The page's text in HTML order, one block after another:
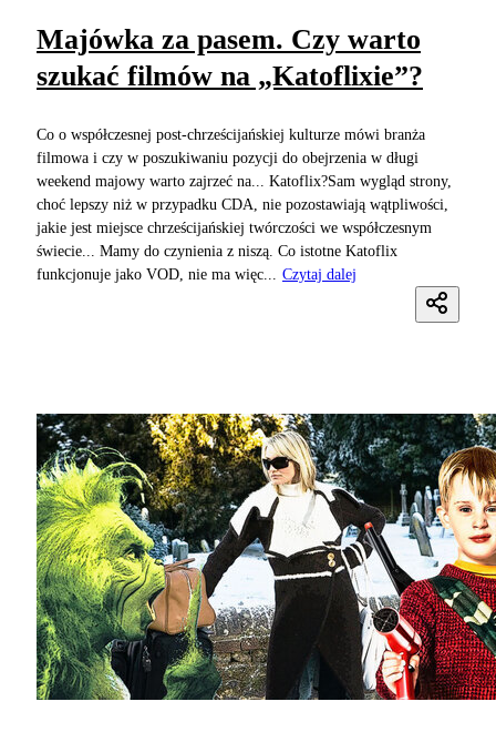
Majówka za pasem. Czy warto
szukać filmów na „Katoflixie”?
Co o współczesnej post-chrześcijańskiej kulturze mówi branża
filmowa i czy w poszukiwaniu pozycji do obejrzenia w długi
weekend majowy warto zajrzeć na... Katoflix?Sam wygląd strony,
choć lepszy niż w przypadku CDA, nie pozostawiają wątpliwości,
jakie jest miejsce chrześcijańskiej twórczości we współczesnym
świecie... Mamy do czynienia z niszą. Co istotne Katoflix
funkcjonuje jako VOD, nie ma więc...
Czytaj dalej